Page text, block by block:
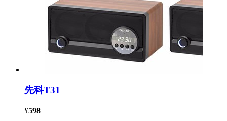
先科T31
¥598